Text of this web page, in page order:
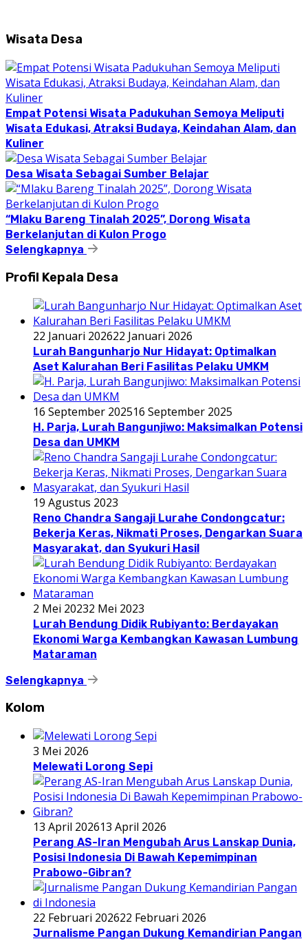
Wisata Desa
Empat Potensi Wisata Padukuhan Semoya Meliputi
Wisata Edukasi, Atraksi Budaya, Keindahan Alam, dan
Kuliner
Desa Wisata Sebagai Sumber Belajar
“Mlaku Bareng Tinalah 2025”, Dorong Wisata
Berkelanjutan di Kulon Progo
Selengkapnya
Profil Kepala Desa
22 Januari 202622 Januari 2026
Lurah Bangunharjo Nur Hidayat: Optimalkan
Aset Kalurahan Beri Fasilitas Pelaku UMKM
16 September 202516 September 2025
H. Parja, Lurah Bangunjiwo: Maksimalkan Potensi
Desa dan UMKM
19 Agustus 2023
Reno Chandra Sangaji Lurahe Condongcatur:
Bekerja Keras, Nikmati Proses, Dengarkan Suara
Masyarakat, dan Syukuri Hasil
2 Mei 20232 Mei 2023
Lurah Bendung Didik Rubiyanto: Berdayakan
Ekonomi Warga Kembangkan Kawasan Lumbung
Mataraman
Selengkapnya
Kolom
3 Mei 2026
Melewati Lorong Sepi
13 April 202613 April 2026
Perang AS-Iran Mengubah Arus Lanskap Dunia,
Posisi Indonesia Di Bawah Kepemimpinan
Prabowo-Gibran?
22 Februari 202622 Februari 2026
Jurnalisme Pangan Dukung Kemandirian Pangan